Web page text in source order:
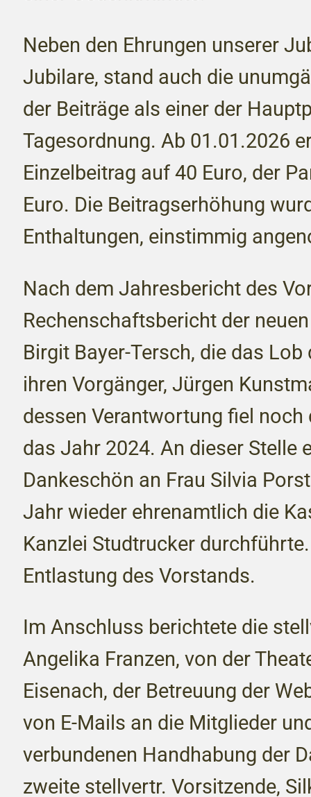
Neben den Ehrungen unserer
Jubilare, stand auch die
der Beiträge als einer der
Tagesordnung. Ab 01.01.2026
Einzelbeitrag auf 40 Euro, der
Euro. Die Beitragserhöhung
Enthaltungen, einstimmig
Nach dem Jahresbericht des
Rechenschaftsbericht der
Birgit Bayer-Tersch, die das
ihren Vorgänger, Jürgen
dessen Verantwortung fiel
das Jahr 2024. An dieser Stelle
Dankeschön an Frau Silvia
Jahr wieder ehrenamtlich die
Kanzlei Studtrucker
Entlastung des Vorstands.
Im Anschluss berichtete die
Angelika Franzen, von der
Eisenach, der Betreuung der
von E-Mails an die Mitglieder
verbundenen Handhabung der
zweite stellvertr. Vorsitzende,